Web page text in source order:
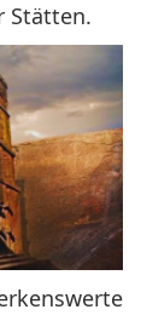
Stätten.